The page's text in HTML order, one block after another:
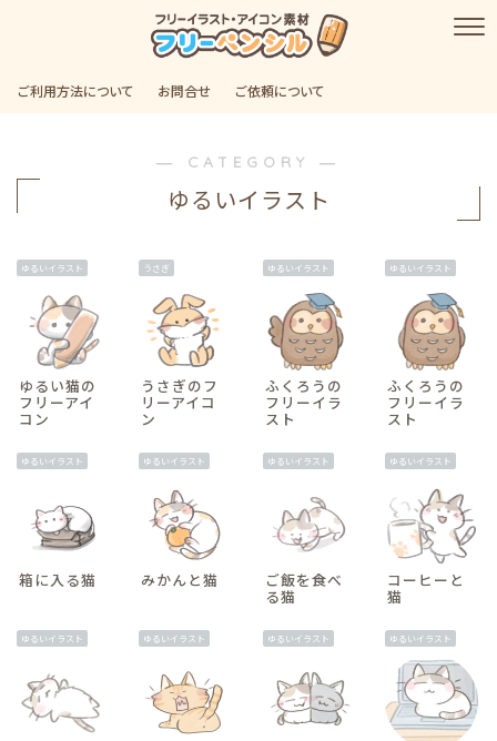
ご利用方法について お問合せ ご依頼について
― CATEGORY ―
ゆるいイラスト
ゆるいイラスト
ゆるい猫の
フリーアイ
コン
うさぎ
うさぎのフ
リーアイコ
ン
ゆるいイラスト
ふくろうの
フリーイラ
スト
ゆるいイラスト
ふくろうの
フリーイラ
スト
ゆるいイラスト
箱に入る猫
ゆるいイラスト
みかんと猫
ゆるいイラスト
ご飯を食べ
る猫
ゆるいイラスト
コーヒーと
猫
ゆるいイラスト ゆるいイラスト ゆるいイラスト ゆるいイラスト